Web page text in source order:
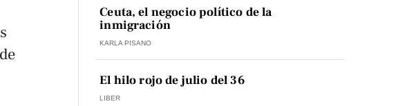
Ceuta, el negocio político de la
inmigración
KARLA PISANO
El hilo rojo de julio del 36
LIBER